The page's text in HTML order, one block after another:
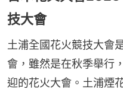
技大會
土浦全國花火競技大會
會，雖然是在秋季舉行
迎的花火大會。土浦煙